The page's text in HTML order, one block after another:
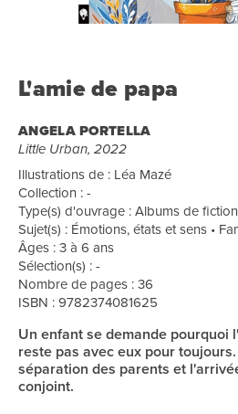
L'amie de papa
ANGELA PORTELLA
Little Urban, 2022
Illustrations de : Léa Mazé
Collection : -
Type(s) d'ouvrage : Albums de fiction
Sujet(s) : Émotions, états et sens •
Âges : 3 à 6 ans
Sélection(s) : -
Nombre de pages : 36
ISBN : 9782374081625
Un enfant se demande pourquoi
reste pas avec eux pour
séparation des parents et
conjoint.